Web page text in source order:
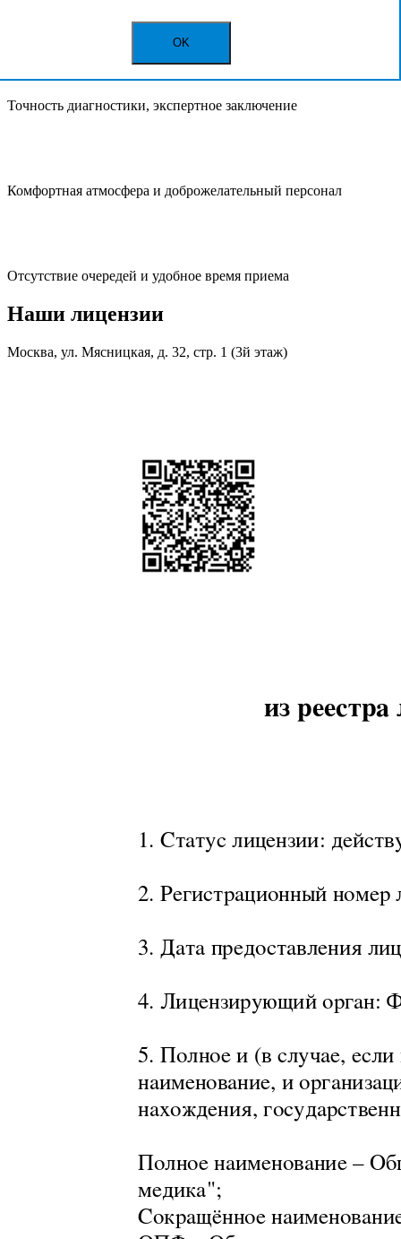
На приеме может присутствовать близкий родственник
Точность диагностики, экспертное заключение
Комфортная атмосфера и доброжелательный персонал
Отсутствие очередей и удобное время приема
Наши лицензии
Москва, ул. Мясницкая, д. 32, стр. 1 (3й этаж)
OK